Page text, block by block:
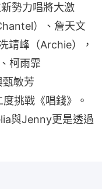
勢力唱將大激
）、詹天文
靖峰（Archie），
柯雨霏
甄敏芳
挑戰《唱錢》。
與Jenny更是透過